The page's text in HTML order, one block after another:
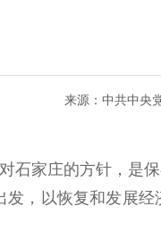
来源：中共中央
石家庄的方针，是
，以恢复和发展